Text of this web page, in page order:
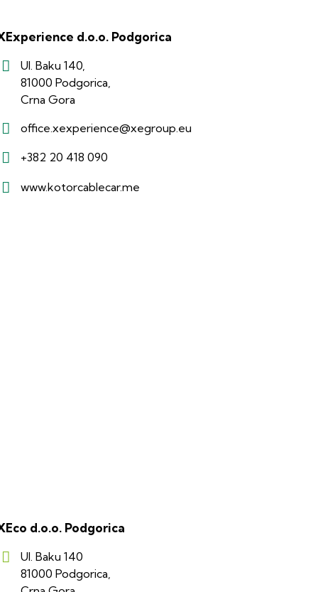
d.o.o. Podgorica
Ul. Baku 140,
81000 Podgorica,
Crna Gora
office.xexperience@xegroup.eu
+382 20 418 090
www.kotorcablecar.me
d.o.o. Podgorica
Ul. Baku 140
81000 Podgorica,